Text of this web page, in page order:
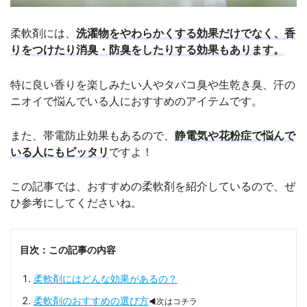
柔軟剤には、 洗濯物をやわらかくする効果だけでなく、香
りをつけたり消臭・防臭をしたりする効果もあります。
特に良い香りを楽しみたい人やタバコ臭や生乾き臭、汗の
ニオイで悩んでいる人におすすめのアイテムです。
また、帯電防止効果もあるので、 静電気や花粉症で悩んで
いる人にもピッタリ ですよ！
この記事では、おすすめの柔軟剤を紹介しているので、ぜ
ひ参考にしてくださいね。
目次：この記事の内容
柔軟剤にはどんな効果があるの？
柔軟剤のおすすめの選び方◀次はコチラ